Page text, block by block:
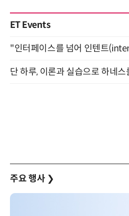
ET Events
주요 행사 ❯